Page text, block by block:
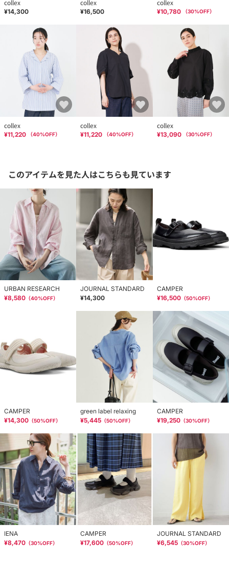
collex
¥14,300
collex
¥16,500
collex
¥10,780 （30%OFF）
collex
¥11,220 （40%OFF）
collex
¥11,220 （40%OFF）
collex
¥13,090 （30%OFF）